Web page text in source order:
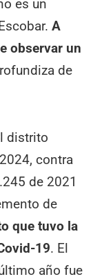
es un
A
observar un
de
distrito
contra
de 2021
de
que tuvo la
19. El
año fue